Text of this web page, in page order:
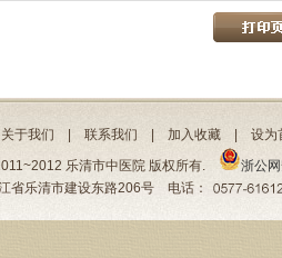
关于我们 联系我们 加入收藏
设为
乐清市中医院 版权所有.
浙公
省乐清市建设东路206号 电话：